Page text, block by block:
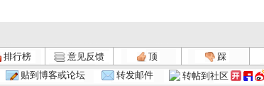
排行榜 意见反馈 顶
踩
贴到博客或论坛 转发邮件 转帖到社区